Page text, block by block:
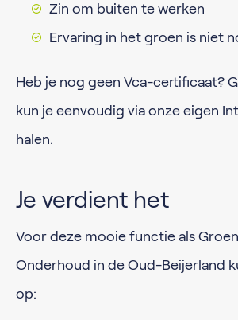
Zin om buiten te werken
Ervaring in het groen is niet
Heb je nog geen Vca-certificaat?
kun je eenvoudig via onze eigen
halen.
Je verdient het
Voor deze mooie functie als
Onderhoud in de Oud-Beijerland
op: